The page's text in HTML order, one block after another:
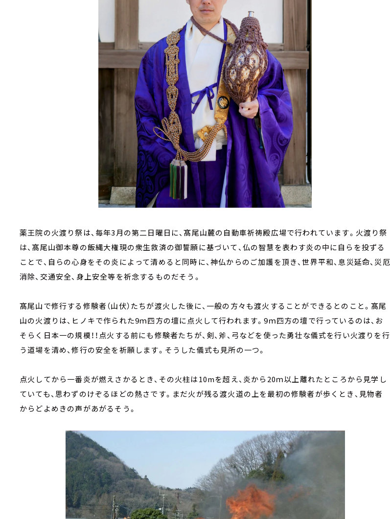
薬王院の火渡り祭は、毎年3月の第二日曜日に、髙尾山麓の自動車祈祷殿広場で行われています。火渡り祭
は、髙尾山御本尊の飯縄大権現の衆生救済の御誓願に基づいて、仏の智慧を表わす炎の中に自らを投ずる
ことで、自らの心身をその炎によって清めると同時に、神仏からのご加護を頂き、世界平和、息災延命、災厄
消除、交通安全、身上安全等を祈念するものだそう。
髙尾山で修行する修験者（山伏）たちが渡火した後に、一般の方々も渡火することができるとのこと。髙尾
山の火渡りは、ヒノキで作られた9ｍ四方の壇に点火して行われます。9ｍ四方の壇で行っているのは、お
そらく日本一の規模！！点火する前にも修験者たちが、剣、斧、弓などを使った勇壮な儀式を行い火渡りを行
う道場を清め、修行の安全を祈願します。そうした儀式も見所の一つ。
点火してから一番炎が燃えさかるとき、その火柱は10mを超え、炎から20ｍ以上離れたところから見学し
ていても、思わずのけぞるほどの熱さです。まだ火が残る渡火道の上を最初の修験者が歩くとき、見物者
からどよめきの声があがるそう。